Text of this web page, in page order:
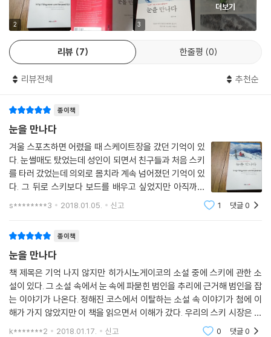
2 3
더보기
리뷰 7 한줄평 0
리뷰전체 추천순
종이책
눈을 만나다
겨울 스포츠하면 어렸을 때 스케이트장을 갔던 기억이 있
다. 눈썰매도 탔었는데 성인이 되면서 친구들과 처음 스키
를 타러 갔었는데 의외로 몸치라 계속 넘어졌던 기억이 있
다. 그 뒤로 스키보다 보드를 배우고 싶었지만 아직까지
기회가 오지 않고 있다. ＜눈을 만나다＞를 읽으면서 잠
s********3 2018.01.05. 신고 1 댓글0
종이책
눈을 만나다
책 제목은 기억 나지 않지만 히가시노게이코의 소설 중에 스키에 관한 소
설이 있다. 그 소설 속에서 눈 속에 파묻힌 범인을 추리에 근거해 범인을 잡
는 이야기가 나온다. 정해진 코스에서 이탈하는 소설 속 이야기가 첨에 이
해가 가지 않았지만 이 책을 읽으면서 이해가 갔다. 우리의 스키 시장은 정
해진 코스에서 스키 활강을 해야 하고, 그 안에서 자신의 취미를 만끽할 수
k*******2 2018.01.17. 신고 0 댓글0